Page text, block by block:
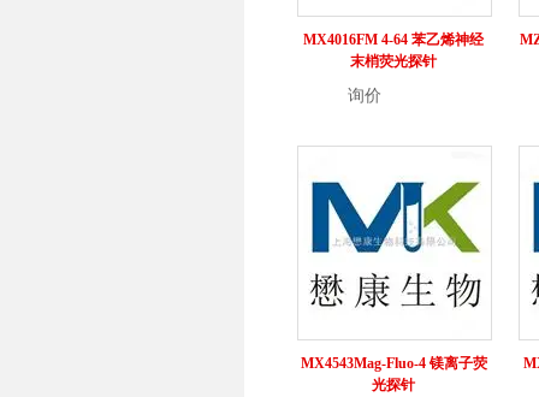
MX4016FM 4-64 苯乙烯神经
末梢荧光探针
询价
MX4543Mag-Fluo-4 镁离子荧
光探针